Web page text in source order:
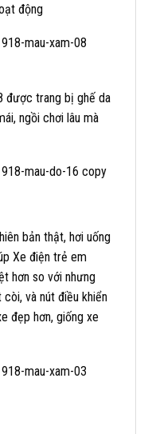
động
được trang bị ghế da
ngồi chơi lâu mà
bản thật, hơi uống
Xe điện trẻ em
hơn so với nhưng
và nút điều khiển
đẹp hơn, giống xe